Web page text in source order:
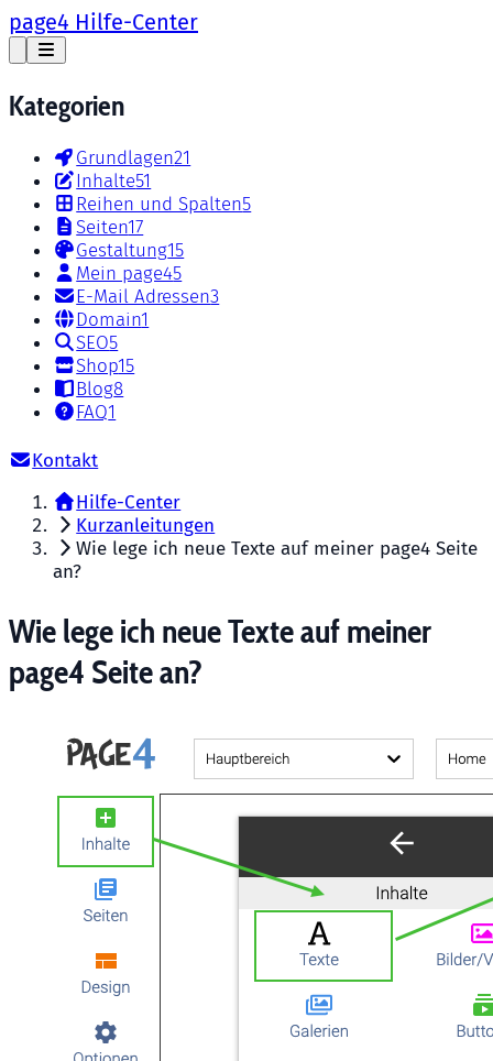
page4 Hilfe-Center
Kategorien
Grundlagen21
Inhalte51
Reihen und Spalten5
Seiten17
Gestaltung15
Mein page45
E-Mail Adressen3
Domain1
SEO5
Shop15
Blog8
FAQ1
Kontakt
Hilfe-Center
Kurzanleitungen
Wie lege ich neue Texte auf meiner page4 Seite
an?
Wie lege ich neue Texte auf meiner
page4 Seite an?